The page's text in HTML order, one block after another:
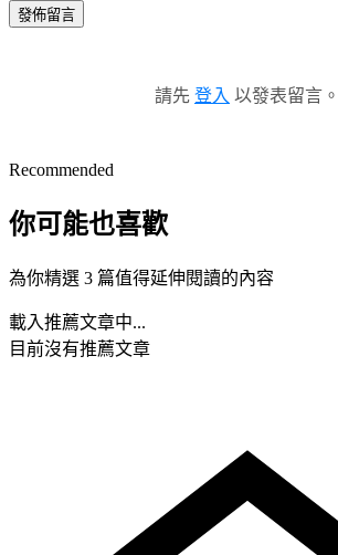
發佈留言
請先 登入 以發表留言。
Recommended
你可能也喜歡
為你精選 3 篇值得延伸閱讀的內容
載入推薦文章中...
目前沒有推薦文章